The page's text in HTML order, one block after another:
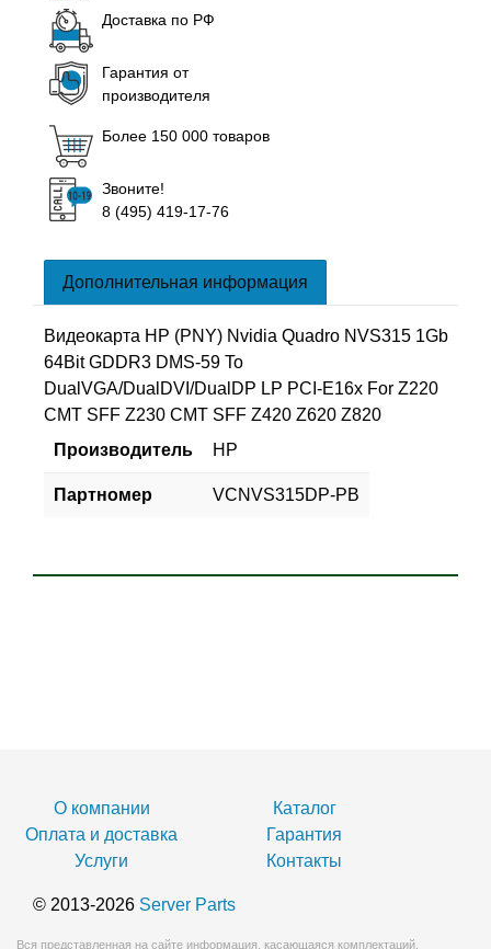
Доставка по РФ
Гарантия от
производителя
Более 150 000 товаров
Звоните!
8 (495) 419-17-76
Дополнительная информация
Видеокарта HP (PNY) Nvidia Quadro NVS315 1Gb
64Bit GDDR3 DMS-59 To
DualVGA/DualDVI/DualDP LP PCI-E16x For Z220
CMT SFF Z230 CMT SFF Z420 Z620 Z820
Производитель
HP
Партномер VCNVS315DP-PB
О компании
Каталог
Оплата и доставка
Гарантия
Услуги
Контакты
© 2013-2026 Server Parts
Вся представленная на сайте информация, касающаяся комплектаций,